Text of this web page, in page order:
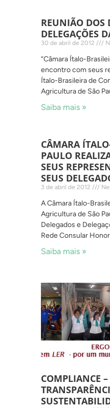
REUNIÃO DOS
DELEGAÇÕES
30 de abril de 2012
“Câmara Ítalo-
encontro com seus
Ítalo-Brasileira de
Agricultura de São
Saiba mais »
CÂMARA
PAULO
SEUS
SEUS
3 de abril de 2012
A Câmara Ítalo-
Agricultura de São
Delegados e
Rede Consular
Saiba mais »
COMPLIANCE –